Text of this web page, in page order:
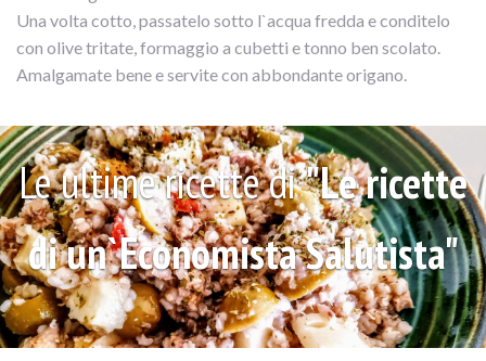
Una volta cotto, passatelo sotto l`acqua fredda e conditelo
con olive tritate, formaggio a cubetti e tonno ben scolato.
Amalgamate bene e servite con abbondante origano.
Le ultime ricette di"Le ricette
di un`Economista Salutista"